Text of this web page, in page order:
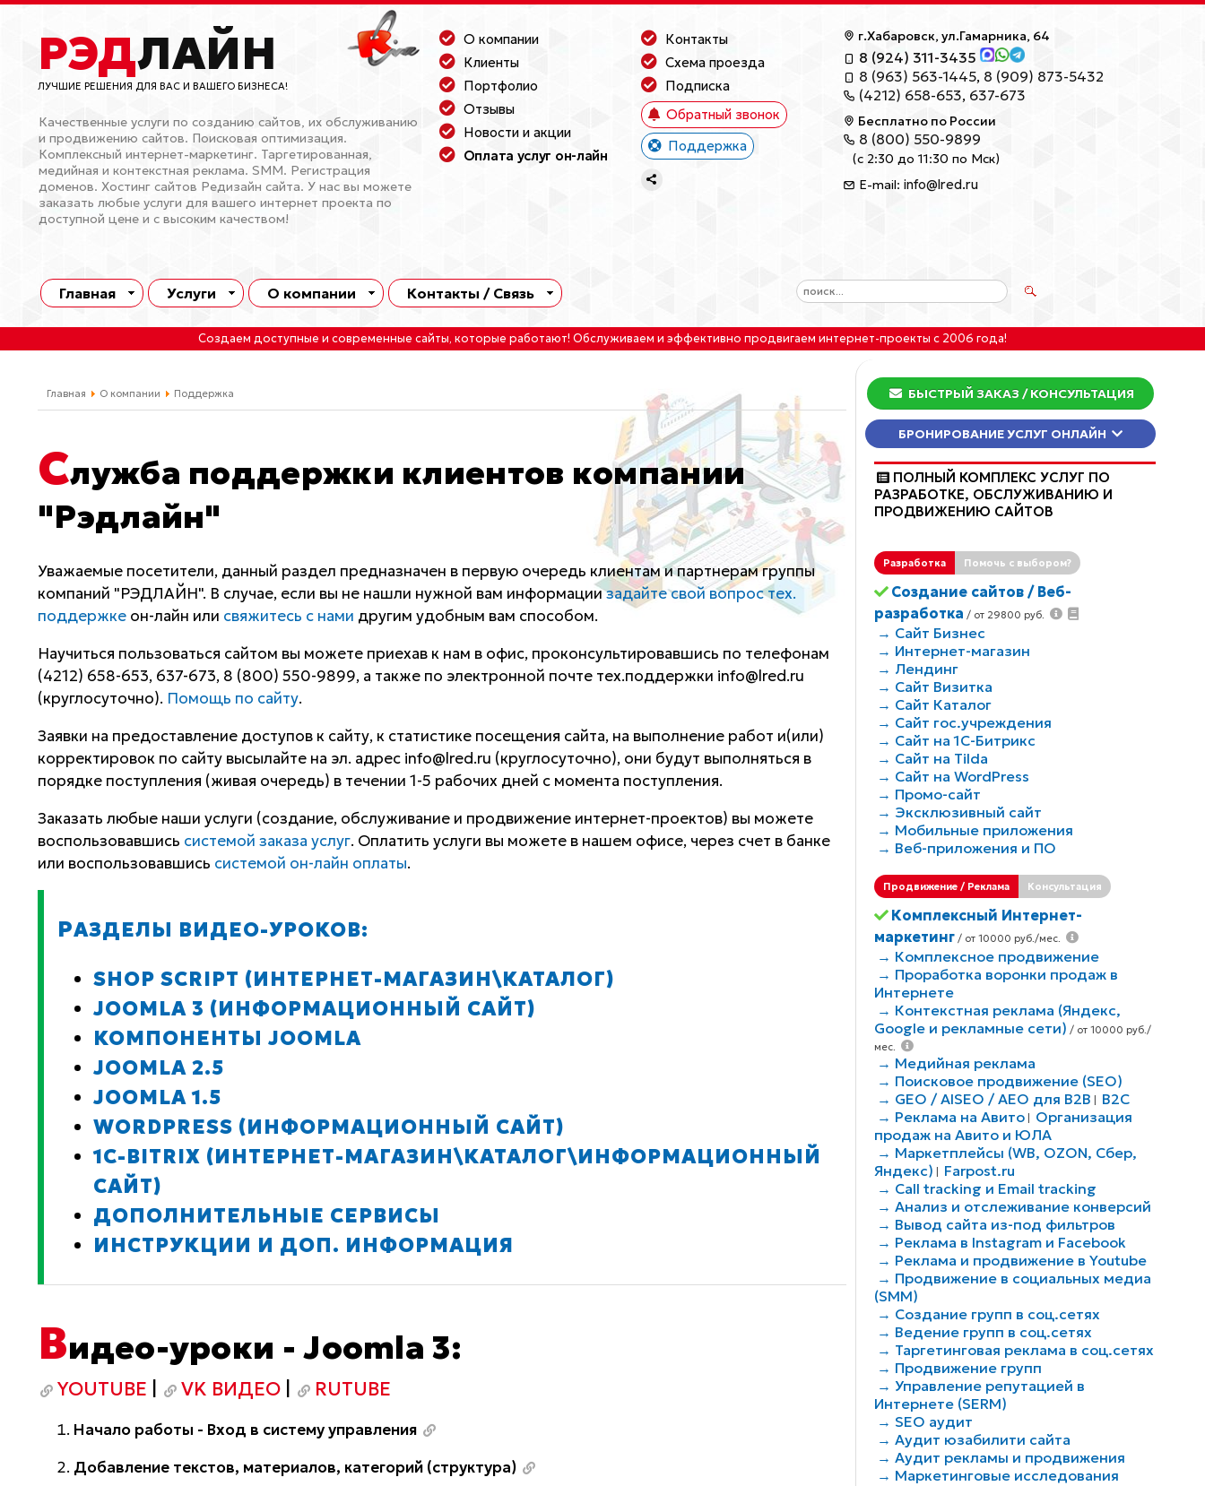
РЭДЛАЙН
ЛУЧШИЕ РЕШЕНИЯ ДЛЯ ВАС И ВАШЕГО БИЗНЕСА!
Качественные услуги по созданию сайтов, их обслуживанию
и продвижению сайтов. Поисковая оптимизация.
Комплексный интернет-маркетинг. Таргетированная,
медийная и контекстная реклама. SMM. Регистрация
доменов. Хостинг сайтов Редизайн сайта. У нас вы можете
заказать любые услуги для вашего интернет проекта по
доступной цене и с высоким качеством!
О компании
Клиенты
Портфолио
Отзывы
Новости и акции
Оплата услуг он-лайн
Контакты
Схема проезда
Подписка
Обратный звонок
Поддержка
г.Хабаровск, ул.Гамарника, 64
8 (924) 311-3435
8 (963) 563-1445, 8 (909) 873-5432
(4212) 658-653, 637-673
Бесплатно по России
8 (800) 550-9899
(с 2:30 до 11:30 по Мск)
E-mail: info@lred.ru
Главная Услуги О компании Контакты / Связь
Создаем доступные и современные сайты, которые работают! Обслуживаем и эффективно продвигаем интернет-проекты с 2006 года!
Главная О компании Поддержка
Служба поддержки клиентов компании
"Рэдлайн"
Уважаемые посетители, данный раздел предназначен в первую очередь клиентам и партнерам группы
компаний "РЭДЛАЙН". В случае, если вы не нашли нужной вам информациизадайте свой вопрос тех.
поддержке он-лайн или свяжитесь с нами другим удобным вам способом.
Научиться пользоваться сайтом вы можете приехав к нам в офис, проконсультировавшись по телефонам
(4212) 658-653, 637-673, 8 (800) 550-9899, а также по электронной почте тех.поддержки info@lred.ru
(круглосуточно). Помощь по сайту.
Заявки на предоставление доступов к сайту, к статистике посещения сайта, на выполнение работ и(или)
корректировок по сайту высылайте на эл. адрес info@lred.ru (круглосуточно), они будут выполняться в
порядке поступления (живая очередь) в течении 1-5 рабочих дней с момента поступления.
Заказать любые наши услуги (создание, обслуживание и продвижение интернет-проектов) вы можете
воспользовавшись системой заказа услуг. Оплатить услуги вы можете в нашем офисе, через счет в банке
или воспользовавшись системой он-лайн оплаты.
РАЗДЕЛЫ ВИДЕО-УРОКОВ:
SHOP SCRIPT (ИНТЕРНЕТ-МАГАЗИН\КАТАЛОГ)
JOOMLA 3 (ИНФОРМАЦИОННЫЙ САЙТ)
КОМПОНЕНТЫ JOOMLA
JOOMLA 2.5
JOOMLA 1.5
WORDPRESS (ИНФОРМАЦИОННЫЙ САЙТ)
1C-BITRIX (ИНТЕРНЕТ-МАГАЗИН\КАТАЛОГ\ИНФОРМАЦИОННЫЙ
САЙТ)
ДОПОЛНИТЕЛЬНЫЕ СЕРВИСЫ
ИНСТРУКЦИИ И ДОП. ИНФОРМАЦИЯ
Видео-уроки - Joomla 3:
YOUTUBE VK ВИДЕО RUTUBE
Начало работы - Вход в систему управления
Добавление текстов, материалов, категорий (структура)
БЫСТРЫЙ ЗАКАЗ / КОНСУЛЬТАЦИЯ
БРОНИРОВАНИЕ УСЛУГ ОНЛАЙН
ПОЛНЫЙ КОМПЛЕКС УСЛУГ ПО
РАЗРАБОТКЕ, ОБCЛУЖИВАНИЮ И
ПРОДВИЖЕНИЮ САЙТОВ
Разработка Помочь с выбором?
Создание сайтов / Веб-
разработка / от 29800 руб.
→ Сайт Бизнес
→ Интернет-магазин
→ Лендинг
→ Сайт Визитка
→ Сайт Каталог
→ Сайт гос.учреждения
→ Сайт на 1С-Битрикс
→ Сайт на Tilda
→ Сайт на WordPress
→ Промо-сайт
→ Эксклюзивный сайт
→ Мобильные приложения
→ Веб-приложения и ПО
Продвижение / Реклама Консультация
Комплексный Интернет-
маркетинг/ от 10000 руб./мес.
→ Комплексное продвижение
→ Проработка воронки продаж в
Интернете
→ Контекстная реклама (Яндекс,
Google и рекламные сети) / от 10000 руб./
мес.
→ Медийная реклама
→ Поисковое продвижение (SEO)
→ GEO / AISEO / AEO для B2В
B2C
→ Реклама на Авито|
Организация
продаж на Авито и ЮЛА
→ Маркетплейсы (WB, OZON, Сбер,
Яндекс)
Farpost.ru
→ Call tracking и Email tracking
→ Анализ и отслеживание конверсий
→ Вывод сайта из-под фильтров
→ Реклама в Instagram и Facebook
→ Реклама и продвижение в Youtube
→ Продвижение в социальных медиа
(SMM)
→ Создание групп в соц.сетях
→ Ведение групп в соц.сетях
→ Таргетинговая реклама в соц.сетях
→ Продвижение групп
→ Управление репутацией в
Интернете (SERM)
→ SEO аудит
→ Аудит юзабилити сайта
→ Аудит рекламы и продвижения
→ Маркетинговые исследования